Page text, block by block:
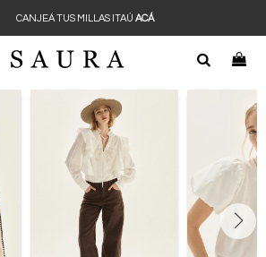
CANJEÁ TUS MILLAS ITAÚACÁ